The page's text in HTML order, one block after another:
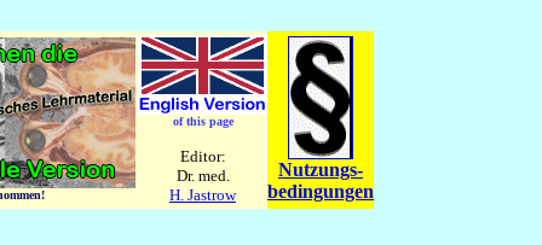
of this page
Editor:
Dr. med.
H. Jastrow
Nutzungs-
bedingungen